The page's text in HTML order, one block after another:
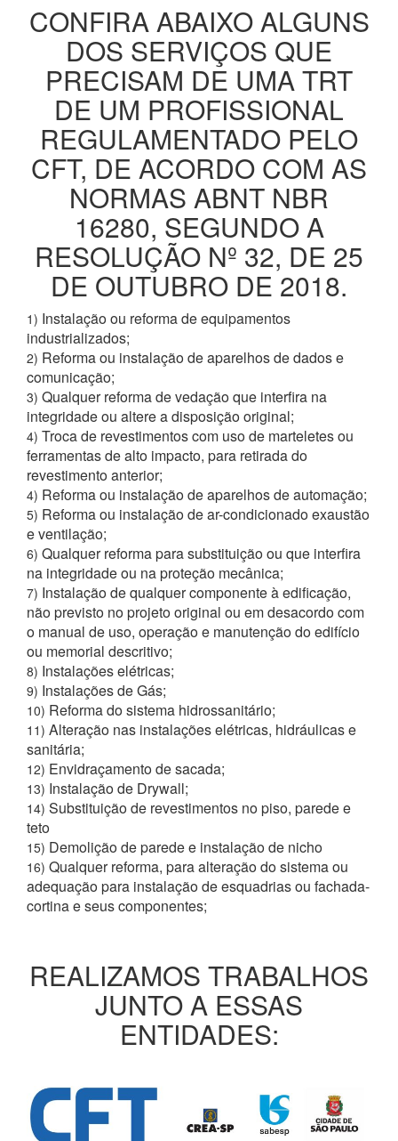
CONFIRA ABAIXO ALGUNS
DOS SERVIÇOS QUE
PRECISAM DE UMA TRT
DE UM PROFISSIONAL
REGULAMENTADO PELO
CFT, DE ACORDO COM AS
NORMAS ABNT NBR
16280, SEGUNDO A
RESOLUÇÃO Nº 32, DE 25
DE OUTUBRO DE 2018.
1) Instalação ou reforma de equipamentos
industrializados;
2) Reforma ou instalação de aparelhos de dados e
comunicação;
3) Qualquer reforma de vedação que interfira na
integridade ou altere a disposição original;
4) Troca de revestimentos com uso de marteletes ou
ferramentas de alto impacto, para retirada do
revestimento anterior;
4) Reforma ou instalação de aparelhos de automação;
5) Reforma ou instalação de ar-condicionado exaustão
e ventilação;
6) Qualquer reforma para substituição ou que interfira
na integridade ou na proteção mecânica;
7) Instalação de qualquer componente à edificação,
não previsto no projeto original ou em desacordo com
o manual de uso, operação e manutenção do edifício
ou memorial descritivo;
8) Instalações elétricas;
9) Instalações de Gás;
10) Reforma do sistema hidrossanitário;
11) Alteração nas instalações elétricas, hidráulicas e
sanitária;
12) Envidraçamento de sacada;
13) Instalação de Drywall;
14) Substituição de revestimentos no piso, parede e
teto
15) Demolição de parede e instalação de nicho
16) Qualquer reforma, para alteração do sistema ou
adequação para instalação de esquadrias ou fachada-
cortina e seus componentes;
REALIZAMOS TRABALHOS
JUNTO A ESSAS
ENTIDADES: